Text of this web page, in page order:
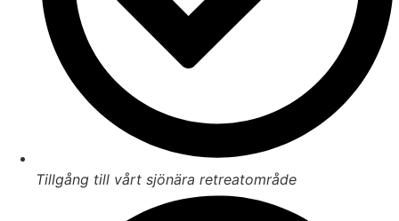
Tillgång till vårt sjönära retreatområde